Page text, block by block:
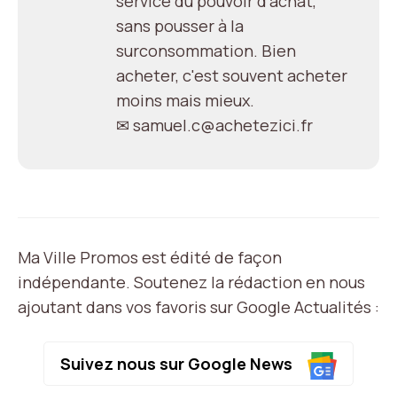
sans pousser à la
surconsommation. Bien
acheter, c'est souvent acheter
moins mais mieux.
✉ samuel.c@achetezici.fr
Ma Ville Promos est édité de façon
indépendante. Soutenez la rédaction en nous
ajoutant dans vos favoris sur Google Actualités :
Suivez nous sur Google News